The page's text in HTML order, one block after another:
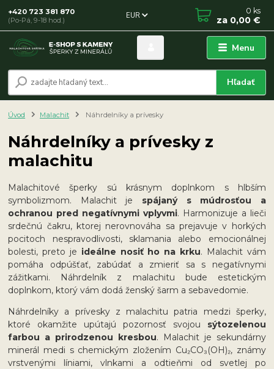
Menu
EUR
Hľadať
+420 723 381 870
(Po-Pá, 9-18 hod.)
0 ks
za 0,00 €
Úvod Malachit Náhrdelníky a prívesky
Náhrdelníky a prívesky z
malachitu
Malachitové šperky sú krásnym doplnkom s hlbším
symbolizmom. Malachit je spájaný s múdrosťou a
ochranou pred negatívnymi vplyvmi. Harmonizuje a lieči
srdečnú čakru, ktorej nerovnováha sa prejavuje v horkých
pocitoch nespravodlivosti, sklamania alebo emocionálnej
bolesti, preto je ideálne nosiť ho na krku. Malachit vám
pomáha odpúšťať, zabúdať a zmieriť sa s negatívnymi
zážitkami. Náhrdelník z malachitu bude estetickým
doplnkom, ktorý vám dodá ženský šarm a sebavedomie.
Náhrdelníky a prívesky z malachitu patria medzi šperky,
ktoré okamžite upútajú pozornosť svojou sýtozelenou
farbou a prirodzenou kresbou. Malachit je sekundárny
minerál medi s chemickým zložením Cu₂CO₃(OH)₂, známy
vrstvenými líniami, vlnkami a odtieňmi od svetlej po